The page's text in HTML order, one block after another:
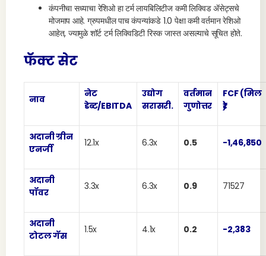
कंपनीचा सध्याचा रेशिओ हा टर्म लायबिलिटीज कमी लिक्विड ॲसेट्सचे
मोजमाप आहे. ग्रुपमधील पाच कंपन्यांकडे 1.0 पेक्षा कमी वर्तमान रेशिओ
आहेत, ज्यामुळे शॉर्ट टर्म लिक्विडिटी रिस्क जास्त असल्याचे सूचित होते.
फॅक्ट सेट
नाव
नेट
डेब्ट/EBITDA
उद्योग
सरासरी.
वर्तमान
गुणोत्तर
FCF (मिल
₹)
अदानी ग्रीन
एनर्जी
12.1x 6.3x 0.5 -1,46,850
अदानी
पॉवर
3.3x 6.3x 0.9 71527
अदानी
टोटल गॅस
1.5x 4.1x 0.2 -2,383